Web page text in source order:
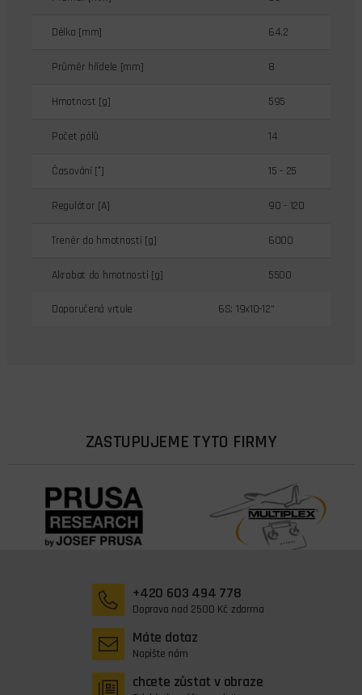
Délka [mm] 64.2
Průměr hřídele [mm] 8
Hmotnost [g] 595
Počet pólů 14
Časování [°] 15 - 25
Regulátor [A] 90 - 120
Trenér do hmotnosti [g] 6000
Akrobat do hmotnosti [g] 5500
Doporučená vrtule 6S: 19x10-12"
ZASTUPUJEME TYTO FIRMY
+420 603 494 778
Doprava nad 2500 Kč zdarma
Máte dotaz
Napište nám
chcete zůstat v obraze